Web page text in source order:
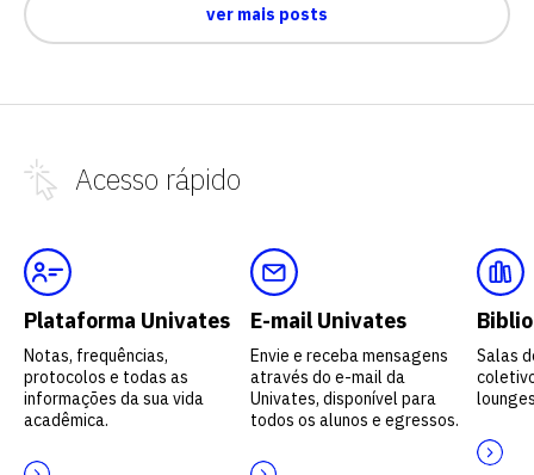
ver mais posts
Acesso rápido
Plataforma Univates
Notas, frequências,
protocolos e todas as
informações da sua vida
acadêmica.
E-mail Univates
Envie e receba mensagens
através do e-mail da
Univates, disponível para
todos os alunos e egressos.
Salas